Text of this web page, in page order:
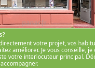
votre projet, vos
améliorer. Je vous conseille, je
votre interlocuteur principal.